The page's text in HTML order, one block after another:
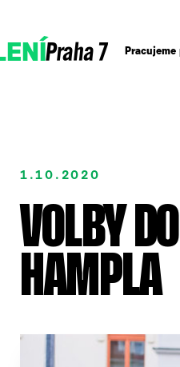
Praha 7
nás
1.10.2020
VOLBY
HAMPLA